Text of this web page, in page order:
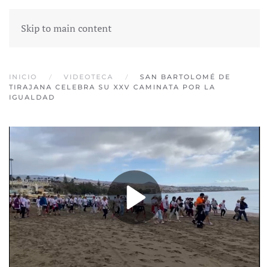
Skip to main content
INICIO VIDEOTECA
SAN BARTOLOMÉ DE
TIRAJANA CELEBRA SU XXV CAMINATA POR LA
IGUALDAD